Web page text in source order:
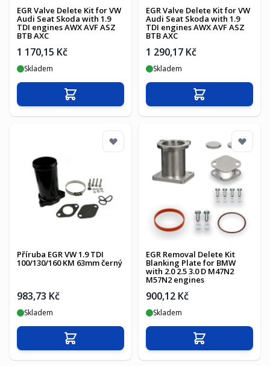
EGR Valve Delete Kit for VW
Audi Seat Skoda with 1.9
TDI engines AWX AVF ASZ
BTB AXC
1 170,15 Kč
Skladem
Přidat do košíku
EGR Valve Delete Kit for VW
Audi Seat Skoda with 1.9
TDI engines AWX AVF ASZ
BTB AXC
1 290,17 Kč
Skladem
Přidat do košíku
Příruba EGR VW 1.9 TDI
100/130/160 KM 63mm černý
983,73 Kč
Skladem
Přidat do košíku
EGR Removal Delete Kit
Blanking Plate for BMW
with 2.0 2.5 3.0 D M47N2
M57N2 engines
900,12 Kč
Skladem
Přidat do košíku